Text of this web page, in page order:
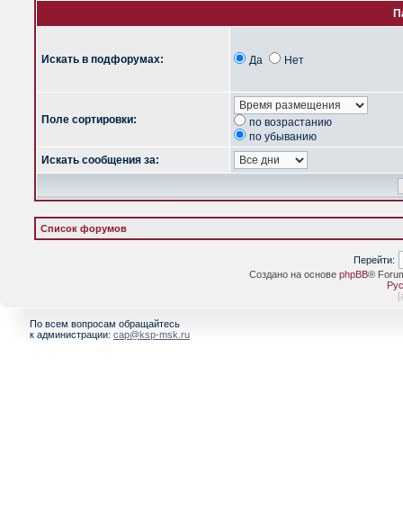
Искать в подфорумах: Да Нет
Поле сортировки:
по возрастанию
по убыванию
Искать сообщения за:
Список форумов
Перейти:
Создано на основе phpBB®
[
По всем вопросам обращайтесь
к администрации: cap@ksp-msk.ru